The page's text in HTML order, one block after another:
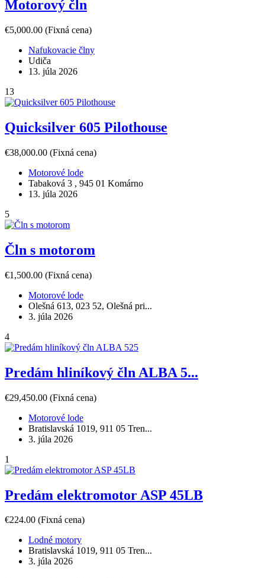
Motorový čln
€5,000.00 (Fixná cena)
Nafukovacie člny
Udiča
13. júla 2026
13
Quicksilver 605 Pilothouse
€38,000.00 (Fixná cena)
Motorové lode
Tabaková 3 , 945 01 Komárno
13. júla 2026
5
Čln s motorom
€1,500.00 (Fixná cena)
Motorové lode
Olešná 613, 023 52, Olešná pri...
3. júla 2026
4
Predám hliníkový čln ALBA 5...
€29,450.00 (Fixná cena)
Motorové lode
Bratislavská 1019, 911 05 Tren...
3. júla 2026
1
Predám elektromotor ASP 45LB
€224.00 (Fixná cena)
Lodné motory
Bratislavská 1019, 911 05 Tren...
3. júla 2026